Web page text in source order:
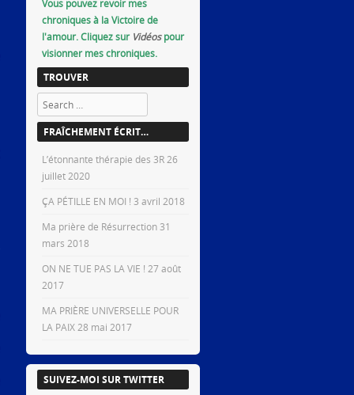
Vous pouvez revoir mes
chroniques à la Victoire de
l'amour. Cliquez sur Vidéospour
visionner mes chroniques.
TROUVER
Search
FRAÎCHEMENT ÉCRIT…
L’étonnante thérapie des 3R 26
juillet 2020
ÇA PÉTILLE EN MOI ! 3 avril 2018
Ma prière de Résurrection 31
mars 2018
ON NE TUE PAS LA VIE ! 27 août
2017
MA PRIÈRE UNIVERSELLE POUR
LA PAIX 28 mai 2017
SUIVEZ-MOI SUR TWITTER